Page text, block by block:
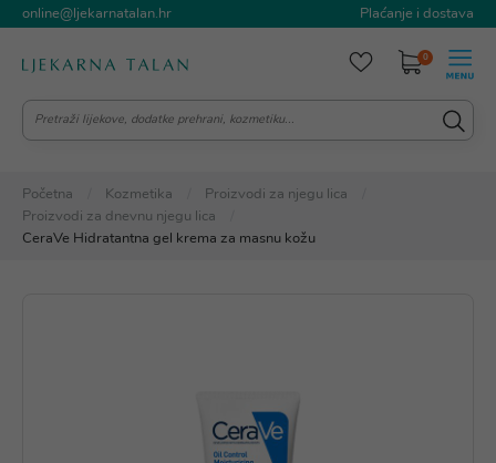
online@ljekarnatalan.hr Plaćanje i dostava
0
Početna Kozmetika
Proizvodi za njegu lica
Proizvodi za dnevnu njegu lica
CeraVe Hidratantna gel krema za masnu kožu